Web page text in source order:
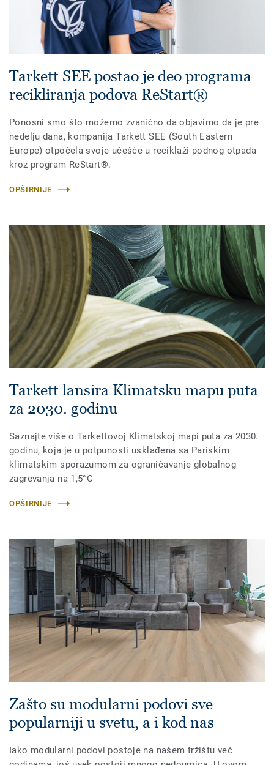
Tarkett SEE postao je deo programa
recikliranja podova ReStart®
Ponosni smo što možemo zvanično da objavimo da je pre
nedelju dana, kompanija Tarkett SEE (South Eastern
Europe) otpočela svoje učešće u reciklaži podnog otpada
kroz program ReStart®.
OPŠIRNIJE
Tarkett lansira Klimatsku mapu puta
za 2030. godinu
Saznajte više o Tarkettovoj Klimatskoj mapi puta za 2030.
godinu, koja je u potpunosti usklađena sa Pariskim
klimatskim sporazumom za ograničavanje globalnog
zagrevanja na 1,5°C
OPŠIRNIJE
Zašto su modularni podovi sve
popularniji u svetu, a i kod nas
Iako modularni podovi postoje na našem tržištu već